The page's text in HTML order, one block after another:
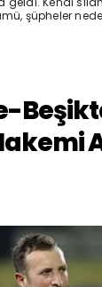
şüpheler